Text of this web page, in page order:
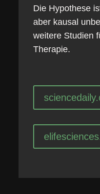
Die Hypothese
aber kausal
weitere Studien
Therapie.​